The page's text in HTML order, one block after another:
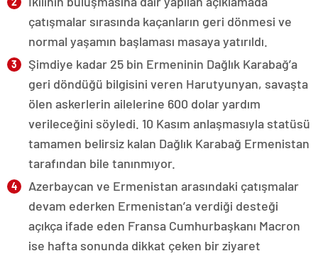
çatışmalar sırasında kaçanların geri dönmesi ve
normal yaşamın başlaması masaya yatırıldı.
Şimdiye kadar 25 bin Ermeninin Dağlık Karabağ’a
geri döndüğü bilgisini veren Harutyunyan, savaşta
ölen askerlerin ailelerine 600 dolar yardım
verileceğini söyledi. 10 Kasım anlaşmasıyla statüsü
tamamen belirsiz kalan Dağlık Karabağ Ermenistan
tarafından bile tanınmıyor.
Azerbaycan ve Ermenistan arasındaki çatışmalar
devam ederken Ermenistan’a verdiği desteği
açıkça ifade eden Fransa Cumhurbaşkanı Macron
ise hafta sonunda dikkat çeken bir ziyaret